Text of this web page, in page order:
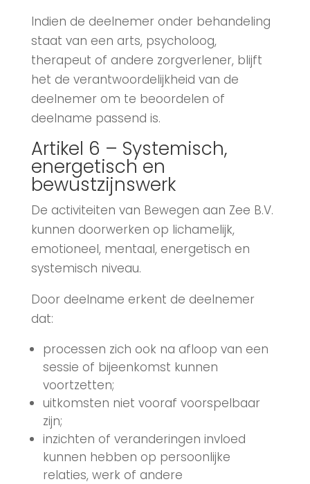
Indien de deelnemer onder behandeling
staat van een arts, psycholoog,
therapeut of andere zorgverlener, blijft
het de verantwoordelijkheid van de
deelnemer om te beoordelen of
deelname passend is.
Artikel 6 – Systemisch,
energetisch en
bewustzijnswerk
De activiteiten van Bewegen aan Zee B.V.
kunnen doorwerken op lichamelijk,
emotioneel, mentaal, energetisch en
systemisch niveau.
Door deelname erkent de deelnemer
dat:
processen zich ook na afloop van een
sessie of bijeenkomst kunnen
voortzetten;
uitkomsten niet vooraf voorspelbaar
zijn;
inzichten of veranderingen invloed
kunnen hebben op persoonlijke
relaties, werk of andere